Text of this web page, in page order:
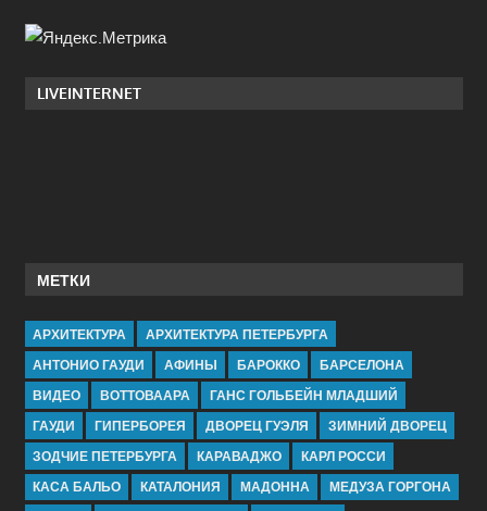
LIVEINTERNET
МЕТКИ
АРХИТЕКТУРА
АРХИТЕКТУРА ПЕТЕРБУРГА
АНТОНИО ГАУДИ
АФИНЫ БАРОККО
БАРСЕЛОНА
ВИДЕО
ВОТТОВААРА
ГАНС ГОЛЬБЕЙН МЛАДШИЙ
ГАУДИ
ГИПЕРБОРЕЯ ДВОРЕЦ ГУЭЛЯ
ЗИМНИЙ ДВОРЕЦ
ЗОДЧИЕ ПЕТЕРБУРГА
КАРАВАДЖО
КАРЛ РОССИ
КАСА БАЛЬО
КАТАЛОНИЯ МАДОННА
МЕДУЗА ГОРГОНА